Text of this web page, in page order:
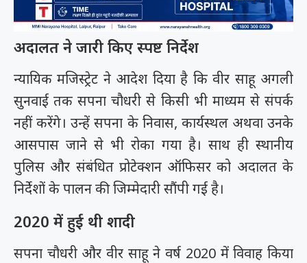
अदालत ने जारी किए स्पष्ट निर्देश
न्यायिक मजिस्ट्रेट ने आदेश दिया है कि वीर साहू अगली
सुनवाई तक सपना चौधरी से किसी भी माध्यम से संपर्क
नहीं करेंगे। उन्हें सपना के निवास, कार्यस्थल अथवा उनके
आसपास जाने से भी रोका गया है। साथ ही स्थानीय
पुलिस और संबंधित प्रोटेक्शन ऑफिसर को अदालत के
निर्देशों के पालन की जिम्मेदारी सौंपी गई है।
2020 में हुई थी शादी
सपना चौधरी और वीर साहू ने वर्ष 2020 में विवाह किया